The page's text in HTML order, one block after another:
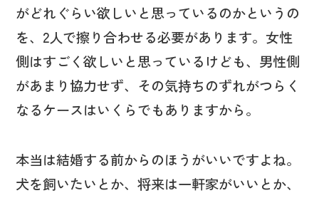
がどれぐらい欲しいと思っているのかというの
を、2人で擦り合わせる必要があります。女性
側はすごく欲しいと思っているけども、男性側
があまり協力せず、その気持ちのずれがつらく
なるケースはいくらでもありますから。
本当は結婚する前からのほうがいいですよね。
犬を飼いたいとか、将来は一軒家がいいとか、